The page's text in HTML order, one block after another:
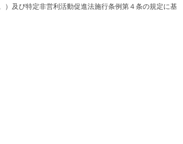
）及び特定非営利活動促進法施行条例第４条の規定に基